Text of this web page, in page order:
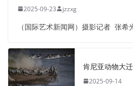
2025-09-23 jzzxg
（国际艺术新闻网）摄影记者 张希
肯尼亚动物大
2025-09-14